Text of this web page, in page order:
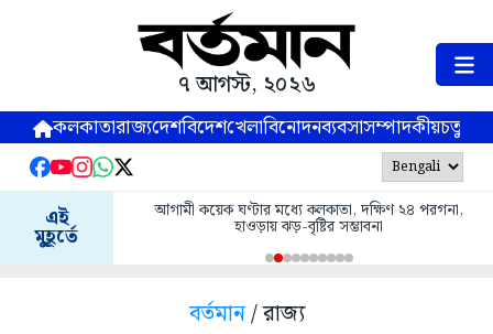
৭ আগস্ট, ২০২৬
কলকাতারাজ্যদেশবিদেশখেলাবিনোদনব্যবসাসম্পাদকীয়
এই
মুহূর্তে
আগামী কয়েক ঘণ্টার মধ্যে কলকাতা, দক্ষিণ ২৪ পরগনা,
হাওড়ায় ঝড়-বৃষ্টির সম্ভাবনা
বর্তমান/ রাজ্য